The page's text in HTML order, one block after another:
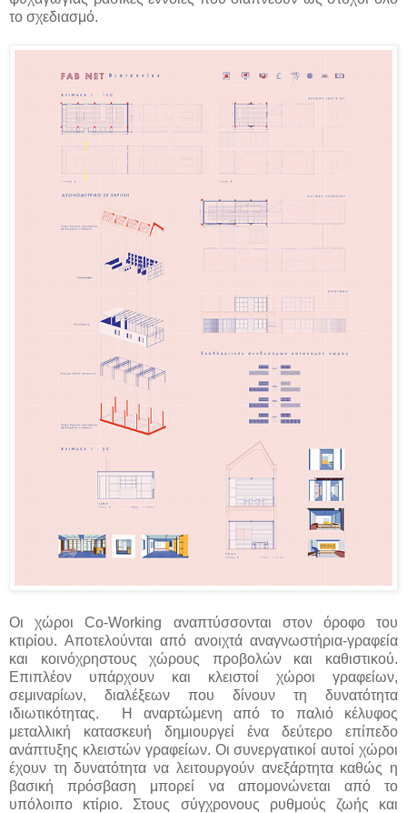
το σχεδιασμό.
Οι χώροι Co-Working αναπτύσσονται στον όροφο του
κτιρίου. Αποτελούνται από ανοιχτά αναγνωστήρια-γραφεία
και κοινόχρηστους χώρους προβολών και καθιστικού.
Επιπλέον υπάρχουν και κλειστοί χώροι γραφείων,
σεμιναρίων, διαλέξεων που δίνουν τη δυνατότητα
ιδιωτικότητας. Η αναρτώμενη από το παλιό κέλυφος
μεταλλική κατασκευή δημιουργεί ένα δεύτερο επίπεδο
ανάπτυξης κλειστών γραφείων. Οι συνεργατικοί αυτοί χώροι
έχουν τη δυνατότητα να λειτουργούν ανεξάρτητα καθώς η
βασική πρόσβαση μπορεί να απομονώνεται από το
υπόλοιπο κτίριο. Στους σύγχρονους ρυθμούς ζωής και